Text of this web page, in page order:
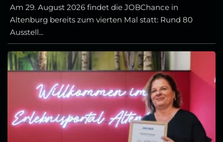
Am 29. August 2026 findet die JOBChance in
Altenburg bereits zum vierten Mal statt: Rund 80
Ausstell...